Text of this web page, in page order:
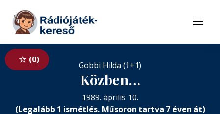
Tovább a tartalomhoz
Menü
0
Gobbi Hilda (†+1)
Közben…
1989. április 10.
(Legalább 1 ismétlés. Műsoron tartva 7 éven át)